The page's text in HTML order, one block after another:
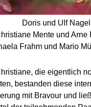
Doris und Ulf Nagel
Mente und Arne
Frahm und Mario
die eigentlich
bestanden diese
mit Bravour und